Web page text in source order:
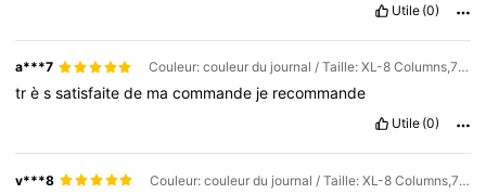
Utile (0)
a***7 Couleur: couleur du journal / Taille: XL-8 Columns,7 grids 31CM
trèssatisfaitede macommande je recommande
Utile (0)
v***8 Couleur: couleur du journal / Taille: XL-8 Columns,7 grids 31CM